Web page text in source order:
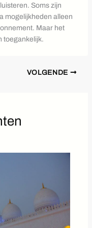
Soms zijn
mogelijkheden alleen
Maar het
toegankelijk.
VOLGENDE